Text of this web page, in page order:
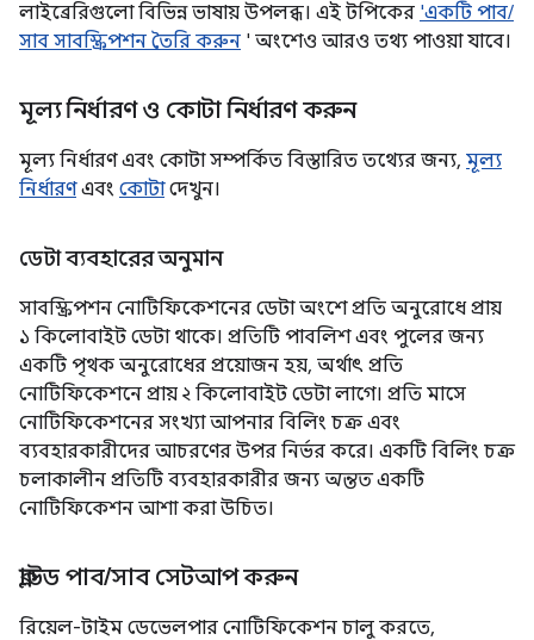
লাইব্রেরিগুলো বিভিন্ন ভাষায় উপলব্ধ। এই টপিকের 'একটি পাব/
সাব সাবস্ক্রিপশন তৈরি করুন ' অংশেও আরও তথ্য পাওয়া যাবে।
মূল্য নির্ধারণ ও কোটা নির্ধারণ করুন
মূল্য নির্ধারণ এবং কোটা সম্পর্কিত বিস্তারিত তথ্যের জন্য, মূল্য
নির্ধারণএবং কোটাদেখুন।
ডেটা ব্যবহারের অনুমান
সাবস্ক্রিপশন নোটিফিকেশনের ডেটা অংশে প্রতি অনুরোধে প্রায়
১ কিলোবাইট ডেটা থাকে। প্রতিটি পাবলিশ এবং পুলের জন্য
একটি পৃথক অনুরোধের প্রয়োজন হয়, অর্থাৎ প্রতি
নোটিফিকেশনে প্রায় ২ কিলোবাইট ডেটা লাগে। প্রতি মাসে
নোটিফিকেশনের সংখ্যা আপনার বিলিং চক্র এবং
ব্যবহারকারীদের আচরণের উপর নির্ভর করে। একটি বিলিং চক্র
চলাকালীন প্রতিটি ব্যবহারকারীর জন্য অন্ততএকটি
নোটিফিকেশন আশা করা উচিত।
ক্লাউড পাব/সাব সেটআপ করুন
রিয়েল-টাইম ডেভেলপার নোটিফিকেশন চালু করতে,